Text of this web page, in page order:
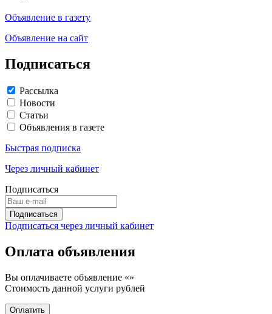
Объявление в газету
Объявление на сайт
Подписаться
Рассылка
Новости
Статьи
Объявления в газете
Быстрая подписка
Через личный кабинет
Подписаться
Подписаться через личный кабинет
Оплата объявления
Вы оплачиваете объявление «»
Стоимость данной услуги рублей